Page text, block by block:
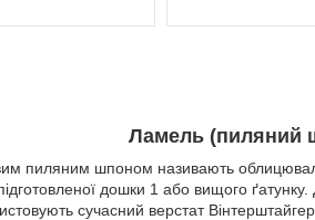
Ламель (пиляний
пиляним шпоном називають
дошки 1 або вищого
сучасний верстат